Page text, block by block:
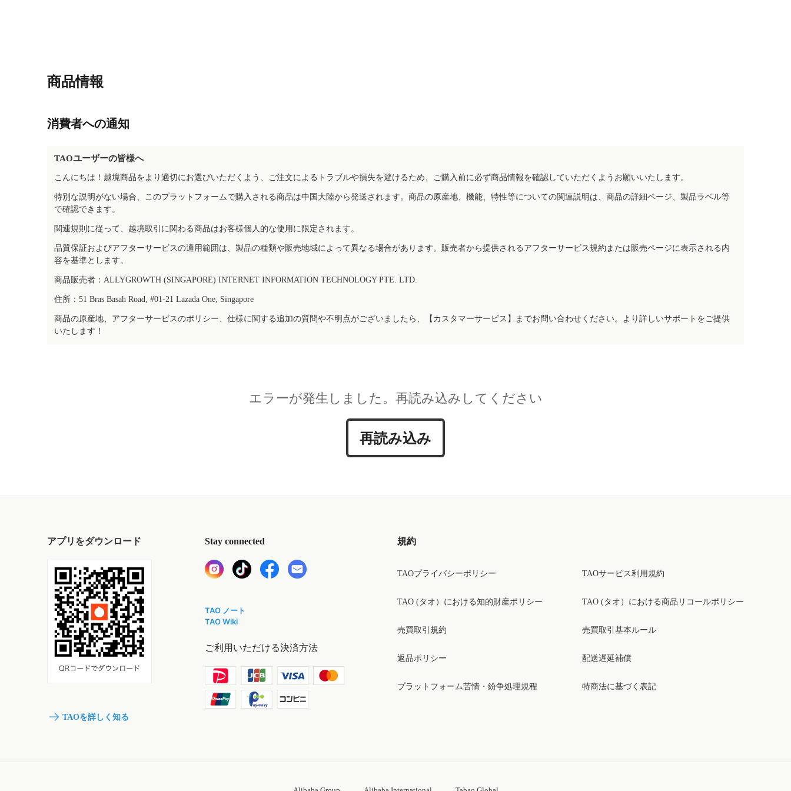
商品情報
消費者への通知
TAOユーザーの皆様へ
こんにちは！越境商品をより適切にお選びいただくよう、ご注文によるトラブルや損失を避けるため、ご購入前に必ず商品情報を確認していただくようお願いいたします。
特別な説明がない場合、このプラットフォームで購入される商品は中国大陸から発送されます。商品の原産地、機能、特性等についての関連説明は、商品の詳細ページ、製品ラベル等
で確認できます。
関連規則に従って、越境取引に関わる商品はお客様個人的な使用に限定されます。
品質保証およびアフターサービスの適用範囲は、製品の種類や販売地域によって異なる場合があります。販売者から提供されるアフターサービス規約または販売ページに表示される内
容を基準とします。
商品販売者：ALLYGROWTH (SINGAPORE) INTERNET INFORMATION TECHNOLOGY PTE. LTD.
住所：51 Bras Basah Road, #01-21 Lazada One, Singapore
商品の原産地、アフターサービスのポリシー、仕様に関する追加の質問や不明点がございましたら、【カスタマーサービス】までお問い合わせください。より詳しいサポートをご提供
いたします！
エラーが発生しました。再読み込みしてください
再読み込み
アプリをダウンロード
TAOを詳しく知る
Stay connected
TAO ノート
TAO Wiki
ご利用いただける決済方法
規約
TAOプライバシーポリシー
TAO (タオ）における知的財産ポリシー
売買取引規約
返品ポリシー
プラットフォーム苦情・紛争処理規程
TAOサービス利用規約
TAO (タオ）における商品リコールポリシー
売買取引基本ルール
配送遅延補償
特商法に基づく表記